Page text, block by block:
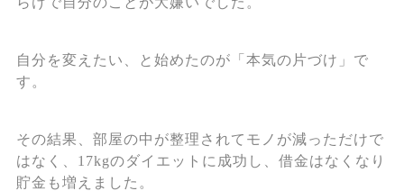
自分を変えたい、と始めたのが「本気の片づけ」で
す。
その結果、部屋の中が整理されてモノが減っただけで
はなく、17kgのダイエットに成功し、借金はなくなり
貯金も増えました。